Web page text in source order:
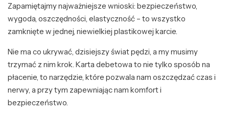
Zapamiętajmy najważniejsze wnioski: bezpieczeństwo,
wygoda, oszczędności, elastyczność – to wszystko
zamknięte w jednej, niewielkiej plastikowej karcie.
Nie ma co ukrywać, dzisiejszy świat pędzi, a my musimy
trzymać z nim krok. Karta debetowa to nie tylko sposób na
płacenie, to narzędzie, które pozwala nam oszczędzać czas i
nerwy, a przy tym zapewniając nam komfort i
bezpieczeństwo.